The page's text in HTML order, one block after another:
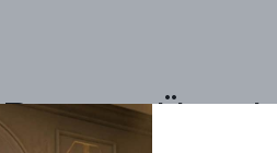
Benzer